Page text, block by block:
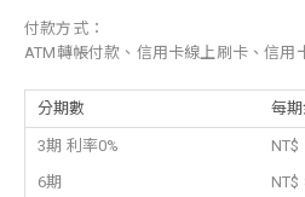
付款方式：
ATM轉帳付款、信用卡線上刷卡、信用
分期數 每
3期 利率0%
NT$
6期
NT$